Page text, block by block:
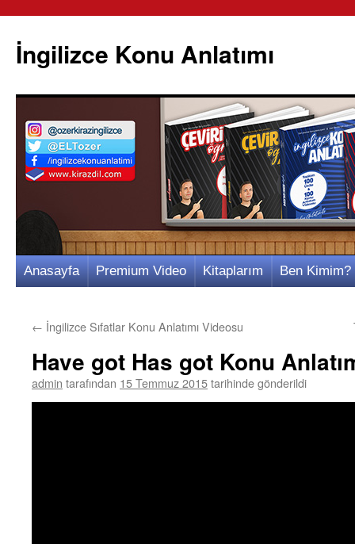
İngilizce Konu Anlatımı
İçeriğe
Anasayfa Premium Video Kitaplarım Ben Kimim?
← İngilizce Sıfatlar Konu Anlatımı Videosu
Have got Has got Konu
admin tarafından 15 Temmuz 2015tarihinde gönderildi